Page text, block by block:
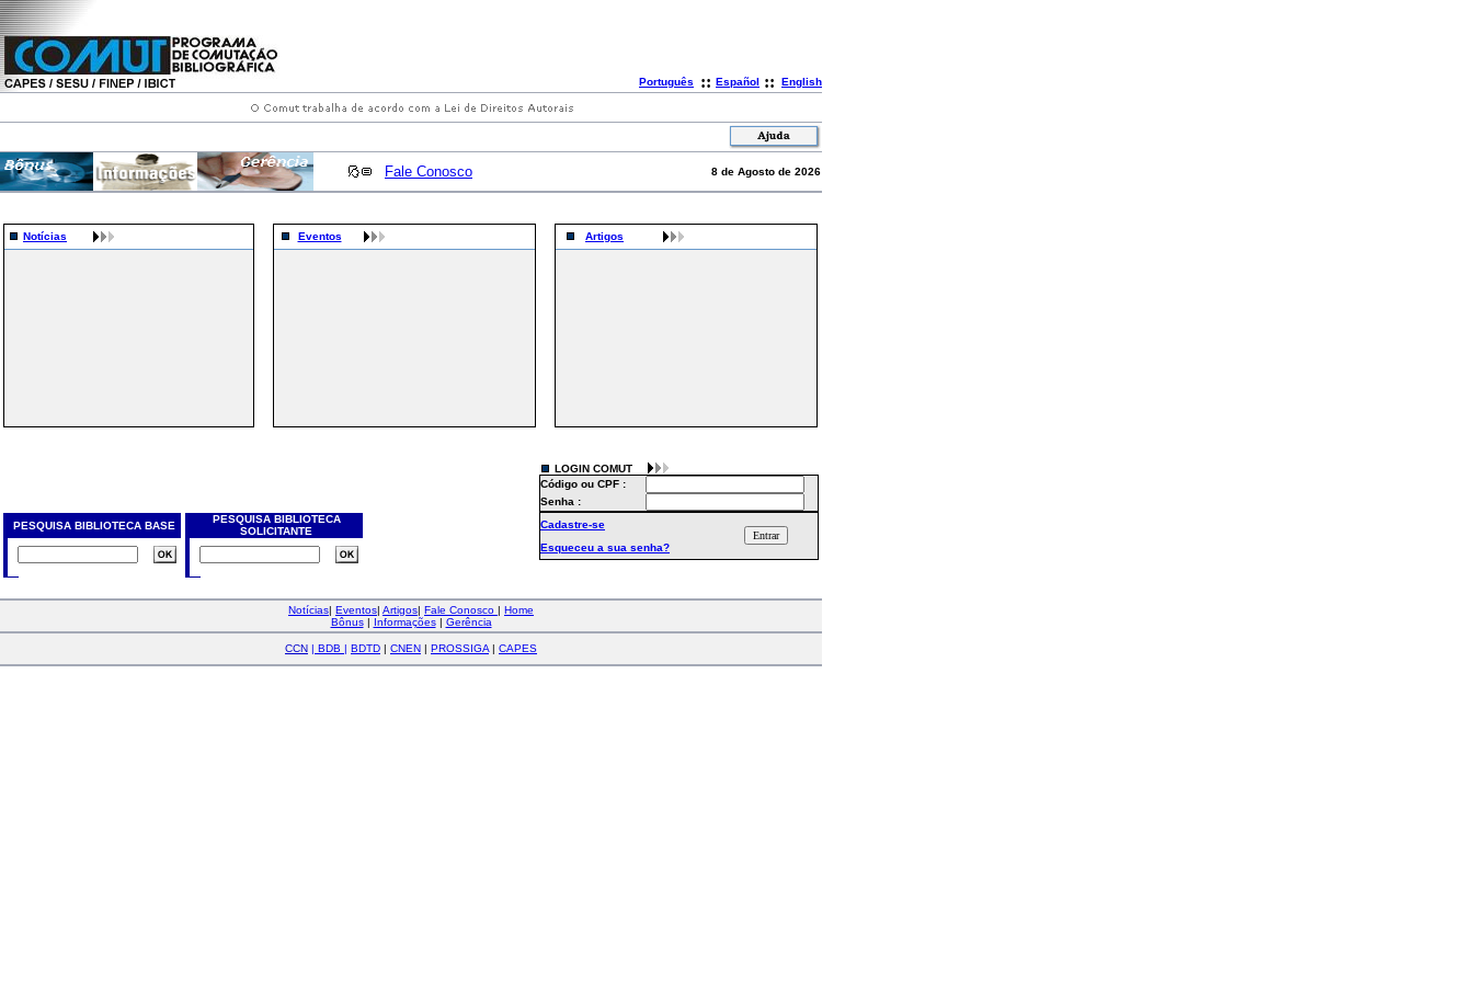
Português :: Español :: English
Fale Conosco 8 de Agosto de 2026
Notícias Eventos Artigos
PESQUISA BIBLIOTECA BASE
PESQUISA BIBLIOTECA
SOLICITANTE
LOGIN COMUT
Código ou CPF :
Senha :
Cadastre-se
Esqueceu a sua senha?
Notícias| Eventos| Artigos| Fale Conosco | Home
Bônus| Informações| Gerência
CCN | BDB | BDTD | CNEN | PROSSIGA | CAPES